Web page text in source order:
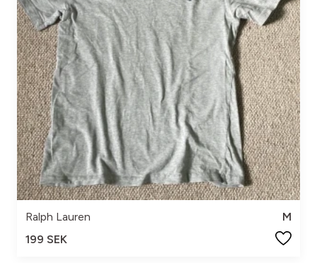
Ralph Lauren
M
199 SEK